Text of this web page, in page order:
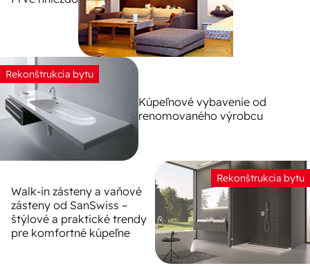
Rekonštrukcia bytu
Kúpeľnové vybavenie od
renomovaného výrobcu
Rekonštrukcia bytu
Walk-in zásteny a vaňové
zásteny od SanSwiss –
štýlové a praktické trendy
pre komfortné kúpeľne